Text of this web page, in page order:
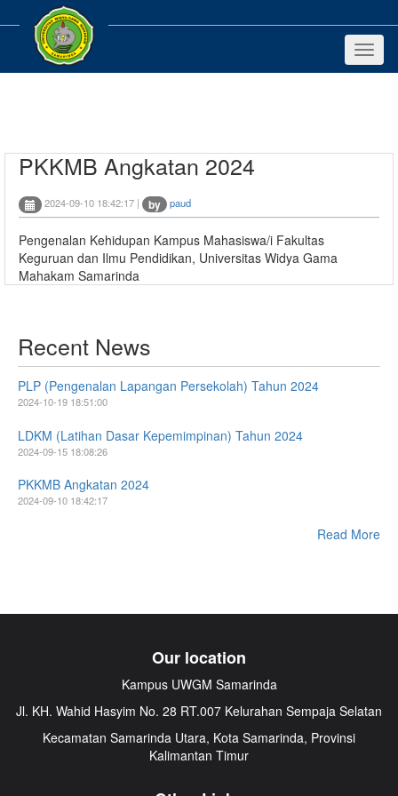
PKKMB Angkatan 2024
2024-09-10 18:42:17 | by paud
Pengenalan Kehidupan Kampus Mahasiswa/i Fakultas
Keguruan dan Ilmu Pendidikan, Universitas Widya Gama
Mahakam Samarinda
Recent News
PLP (Pengenalan Lapangan Persekolah) Tahun 2024
2024-10-19 18:51:00
LDKM (Latihan Dasar Kepemimpinan) Tahun 2024
2024-09-15 18:08:26
PKKMB Angkatan 2024
2024-09-10 18:42:17
Read More
Our location
Kampus UWGM Samarinda
Jl. KH. Wahid Hasyim No. 28 RT.007 Kelurahan Sempaja Selatan
Kecamatan Samarinda Utara, Kota Samarinda, Provinsi
Kalimantan Timur